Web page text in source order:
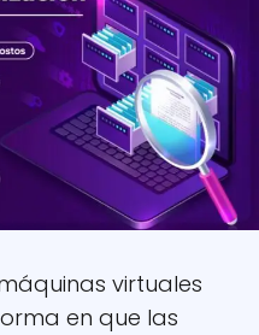
virtuales
en que las